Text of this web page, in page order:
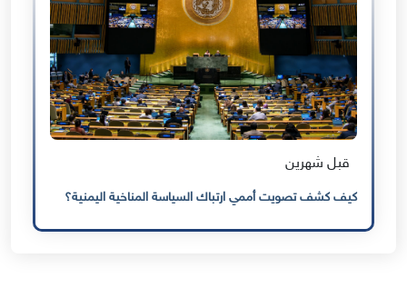
قبل شهرين
كيف كشف تصويت أممي ارتباك السياسة المناخية اليمنية؟